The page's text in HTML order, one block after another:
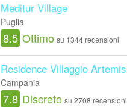
Meditur Village
Puglia
8.5 Ottimo su 1344 recensioni
Residence Villaggio Artemis
Campania
7.8 Discreto su 2708 recensioni